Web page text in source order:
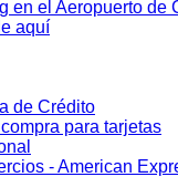
en el Aeropuerto de
aquí
de Crédito
para tarjetas
- American